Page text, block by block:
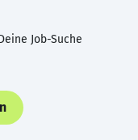
Job-Suche